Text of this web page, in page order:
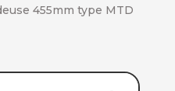
455mm type MTD